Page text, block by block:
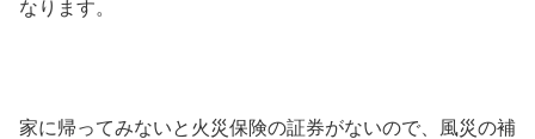
なります。
家に帰ってみないと火災保険の証券がないので、風災の補